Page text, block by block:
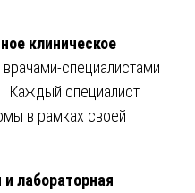
клиническое
специалистами
Каждый специалист
в рамках своей
лабораторная